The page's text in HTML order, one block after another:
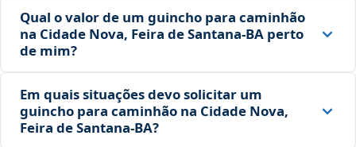
Qual o valor de um guincho para caminhão
na Cidade Nova, Feira de Santana‑BA perto
de mim?
Em quais situações devo solicitar um
guincho para caminhão na Cidade Nova,
Feira de Santana‑BA?